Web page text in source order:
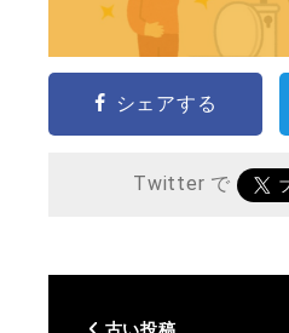
シェアする
Twitter で
古い投稿